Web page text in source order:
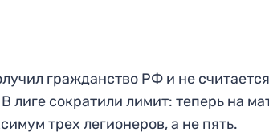
гражданство РФ и не
лиге сократили лимит: теперь на
трех легионеров, а не пять.